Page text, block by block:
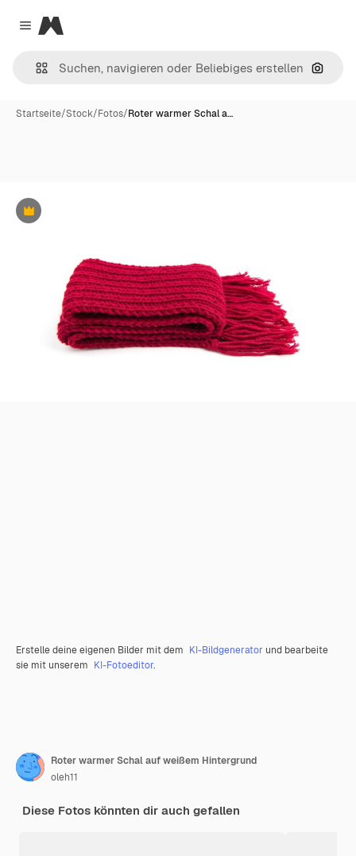
Close menu
Magnific
Nach
Startseite/Stock/Fotos/Roter warmer Schal a…
Premium
Erstelle deine eigenen Bilder mit dem KI-Bildgenerator und bearbeite
sie mit unserem KI-Fotoeditor.
Roter warmer Schal auf weißem Hintergrund
oleh11
Diese Fotos könnten dir auch gefallen